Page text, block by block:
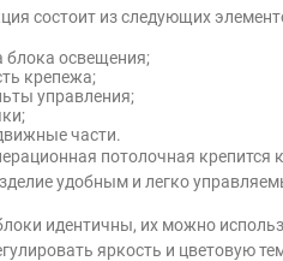
состоит из следующих
блока освещения;
крепежа;
управления;
части.
потолочная
удобным и легко
идентичны, их можно
яркость и цветовую